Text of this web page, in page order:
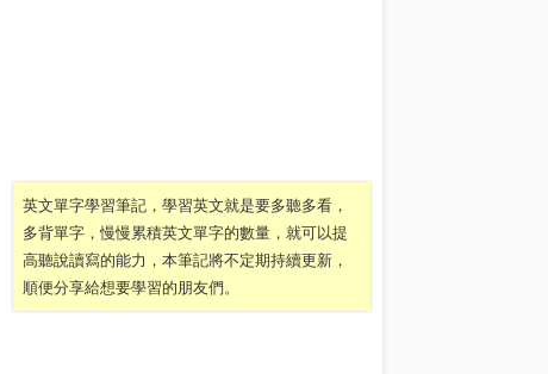
英文單字學習筆記，學習英文就是要多聽多看，
多背單字，慢慢累積英文單字的數量，就可以提
高聽說讀寫的能力，本筆記將不定期持續更新，
順便分享給想要學習的朋友們。